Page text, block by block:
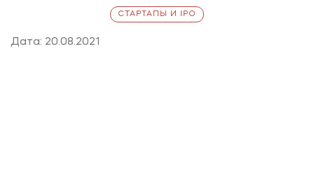
СТАРТАПЫ И IPO
Дата: 20.08.2021